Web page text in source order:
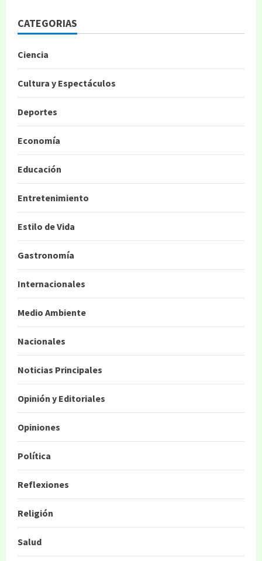
CATEGORIAS
Ciencia
Cultura y Espectáculos
Deportes
Economía
Educación
Entretenimiento
Estilo de Vida
Gastronomía
Internacionales
Medio Ambiente
Nacionales
Noticias Principales
Opinión y Editoriales
Opiniones
Política
Reflexiones
Religión
Salud